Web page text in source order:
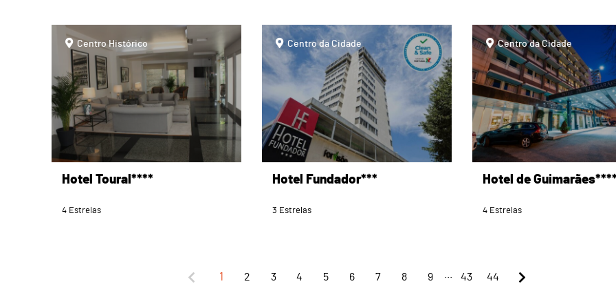
pageCentro Histórico
Hotel Toural****
4 Estrelas
pageCentro da Cidade
Hotel Fundador***
3 Estrelas
pageCentro da Cidade
Hotel de
4 Estrelas
1 2 3 4 5 6 7 8 9 43 44